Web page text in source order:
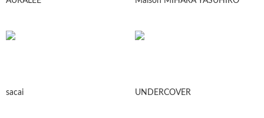
sacai UNDERCOVER